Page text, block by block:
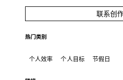
联系创
热门类别
个人效率 个人目标 节假日